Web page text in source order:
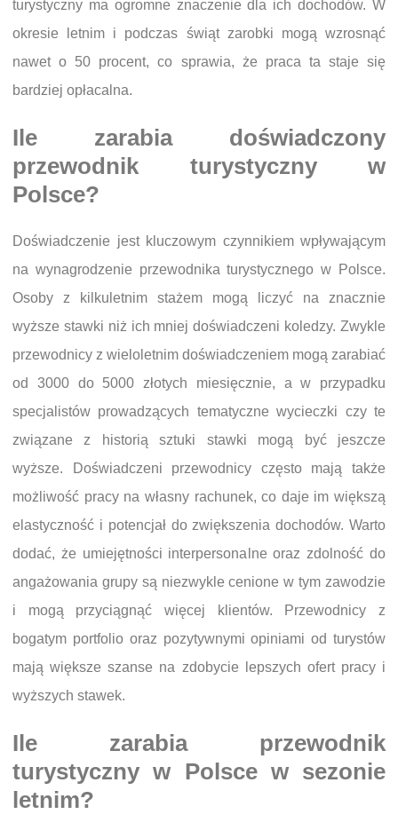
turystyczny ma ogromne znaczenie dla ich dochodów. W
okresie letnim i podczas świąt zarobki mogą wzrosnąć
nawet o 50 procent, co sprawia, że praca ta staje się
bardziej opłacalna.
Ile zarabia doświadczony
przewodnik turystyczny w
Polsce?
Doświadczenie jest kluczowym czynnikiem wpływającym
na wynagrodzenie przewodnika turystycznego w Polsce.
Osoby z kilkuletnim stażem mogą liczyć na znacznie
wyższe stawki niż ich mniej doświadczeni koledzy. Zwykle
przewodnicy z wieloletnim doświadczeniem mogą zarabiać
od 3000 do 5000 złotych miesięcznie, a w przypadku
specjalistów prowadzących tematyczne wycieczki czy te
związane z historią sztuki stawki mogą być jeszcze
wyższe. Doświadczeni przewodnicy często mają także
możliwość pracy na własny rachunek, co daje im większą
elastyczność i potencjał do zwiększenia dochodów. Warto
dodać, że umiejętności interpersonalne oraz zdolność do
angażowania grupy są niezwykle cenione w tym zawodzie
i mogą przyciągnąć więcej klientów. Przewodnicy z
bogatym portfolio oraz pozytywnymi opiniami od turystów
mają większe szanse na zdobycie lepszych ofert pracy i
wyższych stawek.
Ile zarabia przewodnik
turystyczny w Polsce w sezonie
letnim?